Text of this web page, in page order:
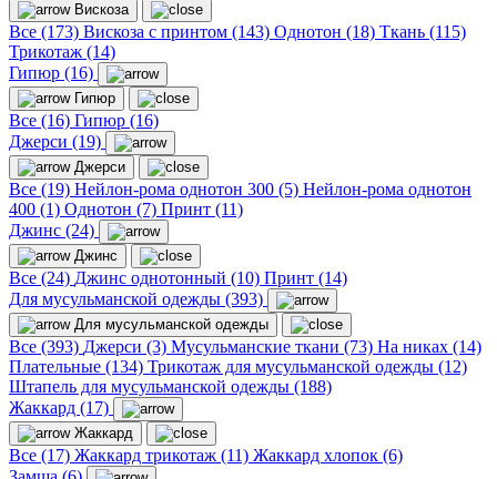
Вискоза
Все (173) Вискоза с принтом (143) Однотон (18) Ткань (115)
Трикотаж (14)
Гипюр (16)
Гипюр
Все (16) Гипюр (16)
Джерси (19)
Джерси
Все (19) Нейлон-рома однотон 300 (5) Нейлон-рома однотон
400 (1) Однотон (7) Принт (11)
Джинс (24)
Джинс
Все (24) Джинс однотонный (10) Принт (14)
Для мусульманской одежды (393)
Для мусульманской одежды
Все (393) Джерси (3) Мусульманские ткани (73) На никах (14)
Плательные (134) Трикотаж для мусульманской одежды (12)
Штапель для мусульманской одежды (188)
Жаккард (17)
Жаккард
Все (17) Жаккард трикотаж (11) Жаккард хлопок (6)